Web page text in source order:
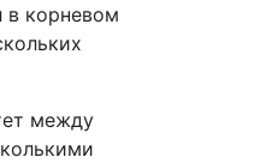
в корневом
между